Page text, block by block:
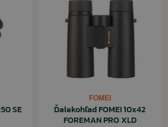
SE
FOMEI
Ďalekohľad FOMEI 10x42
FOREMAN PRO XLD